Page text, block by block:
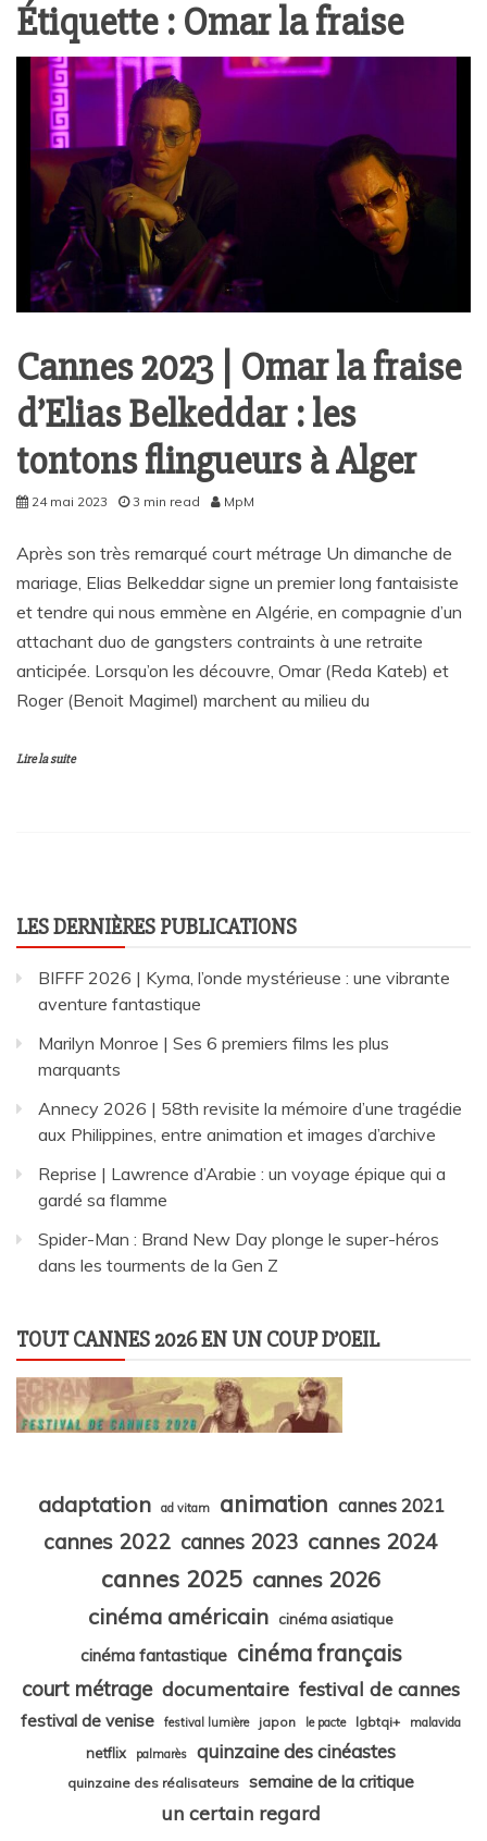
Étiquette : Omar la fraise
Cannes 2023 | Omar la fraise
d’Elias Belkeddar : les
tontons flingueurs à Alger
24 mai 2023 3 min read MpM
Après son très remarqué court métrage Un dimanche de
mariage, Elias Belkeddar signe un premier long fantaisiste
et tendre qui nous emmène en Algérie, en compagnie d’un
attachant duo de gangsters contraints à une retraite
anticipée. Lorsqu’on les découvre, Omar (Reda Kateb) et
Roger (Benoit Magimel) marchent au milieu du
Lire la suite
LES DERNIÈRES PUBLICATIONS
BIFFF 2026 | Kyma, l’onde mystérieuse : une vibrante
aventure fantastique
Marilyn Monroe | Ses 6 premiers films les plus
marquants
Annecy 2026 | 58th revisite la mémoire d’une tragédie
aux Philippines, entre animation et images d’archive
Reprise | Lawrence d’Arabie : un voyage épique qui a
gardé sa flamme
Spider-Man : Brand New Day plonge le super-héros
dans les tourments de la Gen Z
TOUT CANNES 2026 EN UN COUP D’OEIL
adaptation ad vitam animation cannes 2021
cannes 2022 cannes 2023 cannes 2024
cannes 2025 cannes 2026
cinéma américain
cinéma asiatique
cinéma fantastique cinéma français
court métrage documentaire festival de cannes
festival de venise festival lumière japon le pacte lgbtqi+ malavida
netflix palmarès quinzaine des cinéastes
quinzaine des réalisateurs semaine de la critique
un certain regard